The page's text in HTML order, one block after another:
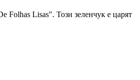
Folhas Lisas". Този зеленчук е царят